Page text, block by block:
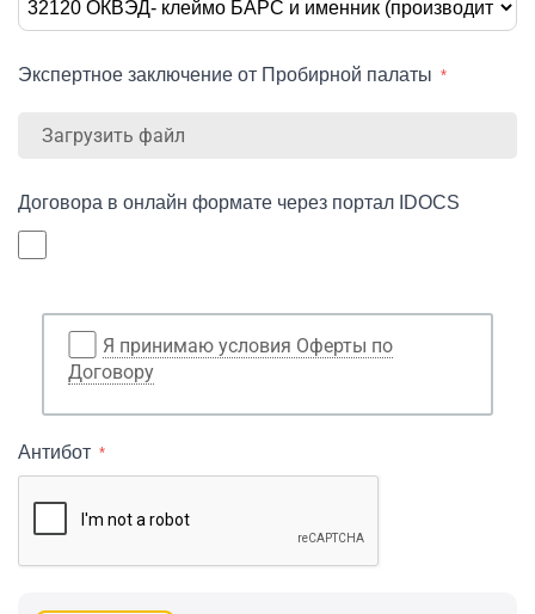
Экспертное заключение от Пробирной палаты
Загрузить файл
Договора в онлайн формате через портал IDOCS
Я принимаю условия Оферты по
Договору
Антибот